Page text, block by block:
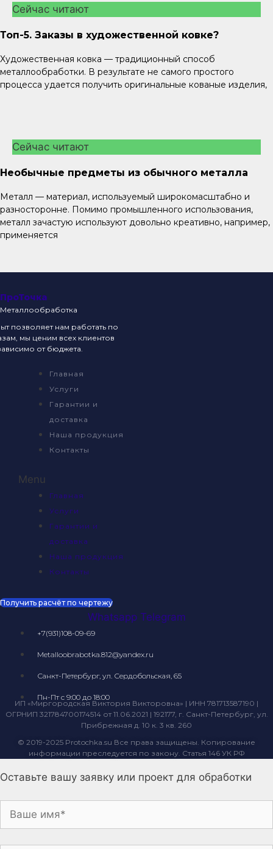
Сейчас читают
Топ-5. Заказы в художественной ковке?
Художественная ковка — традиционный способ
металлообработки. В результате не самого простого
процесса удается получить оригинальные кованые изделия,
Сейчас читают
Необычные предметы из обычного металла
Металл — материал, используемый широкомасштабно и
разносторонне. Помимо промышленного использования,
металл зачастую используют довольно креативно, например,
применяется
ПроТочка
Металлообработка
позволяет нам работать по
мы ценим всех клиентов
от бюджета.
Главная
Услуги
Гарантии и
доставка
Наша продукция
Контакты
Menu
Главная
Услуги
Гарантии и
доставка
Наша продукция
Контакты
Получить расчёт по чертежу
Whatsapp Telegram
+7(931)108-09-69
Metalloobrabotka.812@yandex.ru
Санкт-Петербург, ул. Сердобольская, 65
Пн-Пт с 9:00 до 18:00
ИП «Миргородская Виктория Викторовна» | ИНН 781713587190 |
ОГРНИП 321784700174514 от 11.06.2021 | 192177, г. Санкт-Петербург, ул.
Прибрежная д. 10 к. 3 кв. 260
© 2019-2025 Protochka.su Все права защищены. Копирование
информации преследуется по закону. Статья 146 УК РФ
Оставьте вашу заявку или проект для обработки